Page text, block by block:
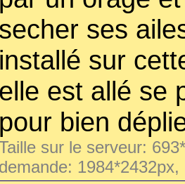
secher ses
installé sur
elle est allé se
pour bien
sur le serveur:
demande: